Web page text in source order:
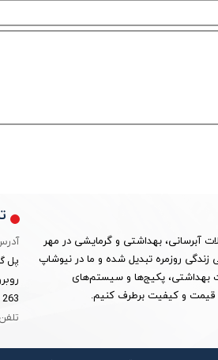
آبرسانی، بهداشتی و گرمایشی در مهر
زندگی روزمره تبدیل شده و ما در نیوشاپ
بهداشتی، پکیج‌ها و سیستم‌های
قیمت و کیفیت برطرف کنیم.
پل
263